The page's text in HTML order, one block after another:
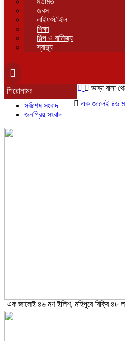
জবস
লাইফস্টাইল
শিক্ষা
শিল্প ও বানিজ্য
স্বাস্থ্য
শিরোনামঃ
এক জালেই ৪৬ মণ ইলিশ,
ভাড়া বাসা
সর্বশেষ সংবাদ
জনপ্রিয় সংবাদ
এক জালেই ৪৬ মণ ইলিশ, মহিপুরে বিক্রি ৪৮